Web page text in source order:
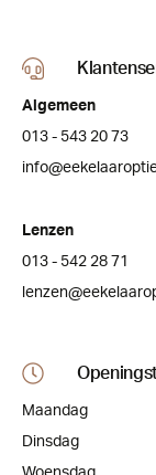
Algemeen
013 - 543 20 73
Lenzen
013 - 542 28 71
Maandag
Dinsdag